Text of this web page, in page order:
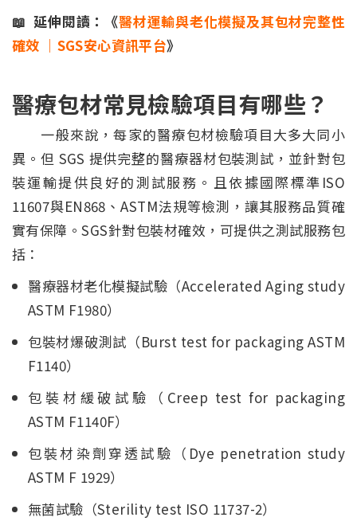
📖 延伸閱讀：《醫材運輸與老化模擬及其包材完整性
確效 ｜SGS安心資訊平台》
醫療包材常見檢驗項目有哪些？
一般來說，每家的醫療包材檢驗項目大多大同小
異。但 SGS 提供完整的醫療器材包裝測試，並針對包
裝運輸提供良好的測試服務。且依據國際標準ISO
11607與EN868、ASTM法規等檢測，讓其服務品質確
實有保障。SGS針對包裝材確效，可提供之測試服務包
括：
醫療器材老化模擬試驗（Accelerated Aging study
ASTM F1980）
包裝材爆破測試（Burst test for packaging ASTM
F1140）
包裝材緩破試驗（Creep test for packaging
ASTM F1140F）
包裝材染劑穿透試驗（Dye penetration study
ASTM F 1929）
無菌試驗（Sterility test ISO 11737-2）